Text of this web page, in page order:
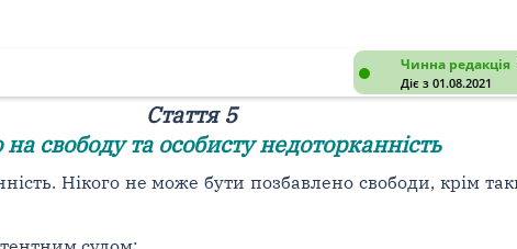
Чинна редакція
Діє з 01.08.2021